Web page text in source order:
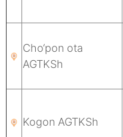
Cho‘pon ota
AGTKSh
Kogon AGTKSh